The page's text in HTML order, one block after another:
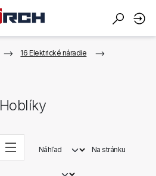
16 Elektrické náradie
Hoblíky
Náhľad Na stránku